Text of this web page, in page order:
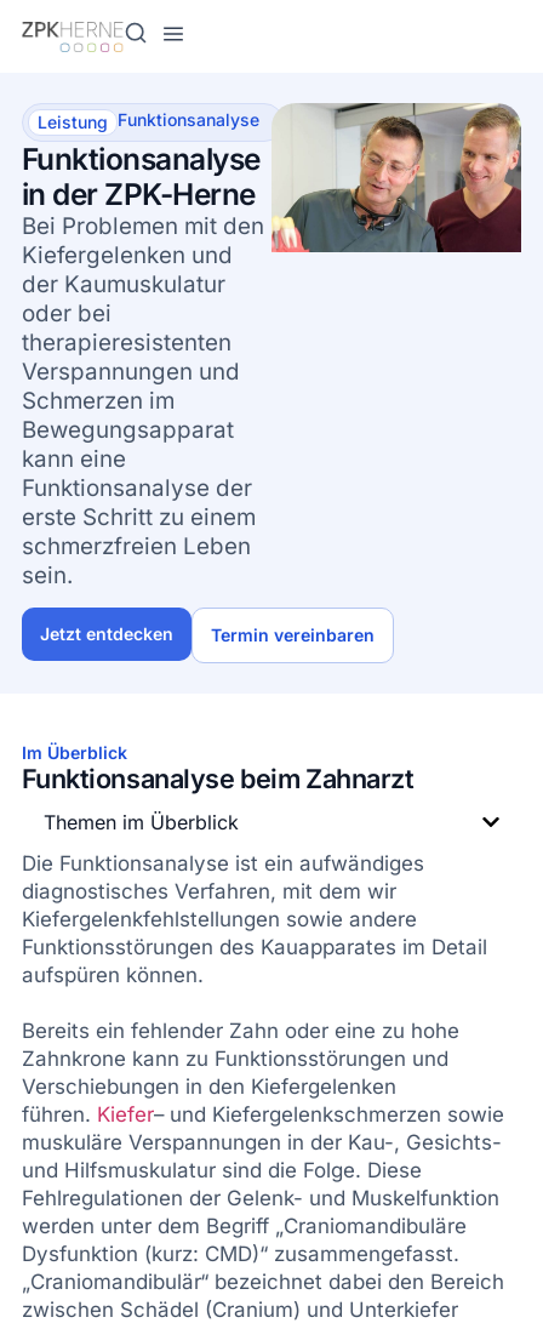
springen
Leistung Funktionsanalyse
Funktionsanalyse
in der ZPK-Herne
Bei Problemen mit den
Kiefergelenken und
der Kaumuskulatur
oder bei
therapieresistenten
Verspannungen und
Schmerzen im
Bewegungsapparat
kann eine
Funktionsanalyse der
erste Schritt zu einem
schmerzfreien Leben
sein.
Jetzt entdecken Termin vereinbaren
Im Überblick
Funktionsanalyse beim Zahnarzt
Themen im Überblick
Die Funktionsanalyse ist ein aufwändiges
diagnostisches Verfahren, mit dem wir
Kiefergelenkfehlstellungen sowie andere
Funktionsstörungen des Kauapparates im Detail
aufspüren können.
Bereits ein fehlender Zahn oder eine zu hohe
Zahnkrone kann zu Funktionsstörungen und
Verschiebungen in den Kiefergelenken
führen. Kiefer– und Kiefergelenkschmerzen sowie
muskuläre Verspannungen in der Kau-, Gesichts-
und Hilfsmuskulatur sind die Folge. Diese
Fehlregulationen der Gelenk- und Muskelfunktion
werden unter dem Begriff „Craniomandibuläre
Dysfunktion (kurz: CMD)“ zusammengefasst.
„Craniomandibulär“ bezeichnet dabei den Bereich
zwischen Schädel (Cranium) und Unterkiefer